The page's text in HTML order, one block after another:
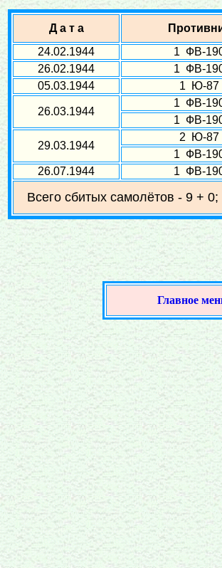
Д а т а
24.02.1944
1 ФВ-
26.02.1944
1 ФВ-
05.03.1944
1 Ю-87
26.03.1944
1 ФВ-
1 ФВ-
29.03.1944
2 Ю-87
1 ФВ-
26.07.1944
1 ФВ-
Всего сбитых самолётов - 9 +
Главное